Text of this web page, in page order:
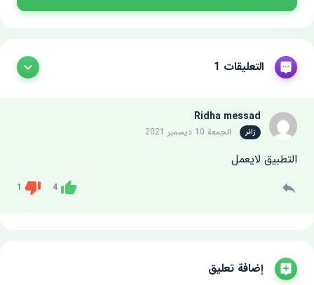
التعليقات 1
Ridha messad
زائر الجمعة 10 ديسمبر 2021
التطبيق لايعمل
4
1Dislike
إضافة تعليق